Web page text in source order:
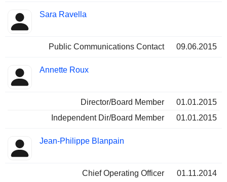
Sara Ravella
Public Communications Contact 09.06.2015
Annette Roux
Director/Board Member
01.01.2015
Independent Dir/Board Member
01.01.2015
Jean-Philippe Blanpain
Chief Operating Officer 01.11.2014